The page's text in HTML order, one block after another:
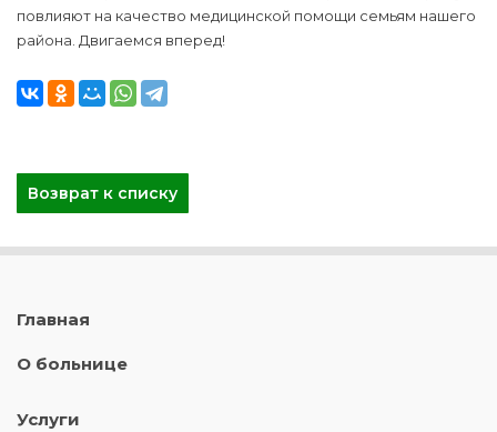
повлияют на качество медицинской помощи семьям нашего
района. Двигаемся вперед!
Возврат к списку
Главная
О больнице
Услуги